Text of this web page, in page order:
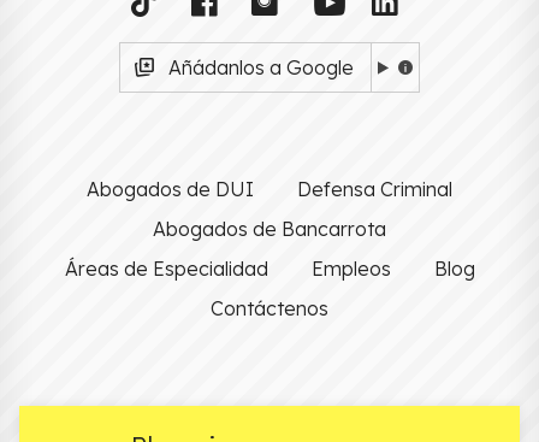
Añádanlos a Google
Abogados de DUI
Defensa Criminal
Abogados de Bancarrota
Áreas de Especialidad
Empleos
Blog
Contáctenos